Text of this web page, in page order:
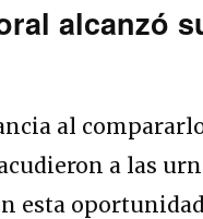
alcanzó
al
a las
esta